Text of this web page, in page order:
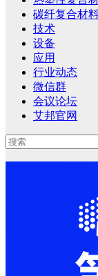
碳纤复合材
技术
设备
应用
行业动态
微信群
会议论坛
艾邦官网